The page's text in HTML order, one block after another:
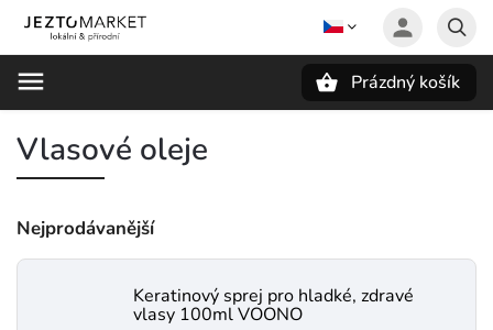
Prázdný košík
Vlasové oleje
Nejprodávanější
Keratinový sprej pro hladké, zdravé
vlasy 100ml VOONO